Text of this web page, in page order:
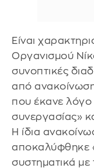
Είναι
Οργανισμού
συνοπτικές
από
που έκανε λόγο
συνεργασίας»
Η ίδια
αποκαλύφθηκε
συστηματικά